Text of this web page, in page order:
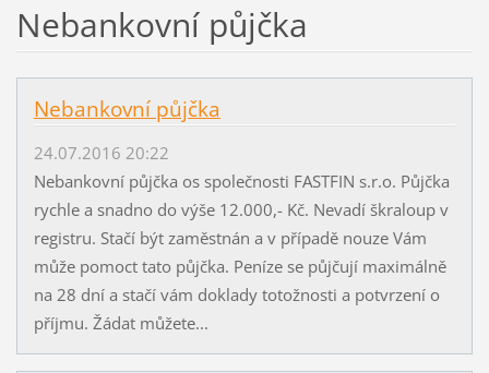
Nebankovní půjčka
Nebankovní půjčka
24.07.2016 20:22
Nebankovní půjčka os společnosti FASTFIN s.r.o. Půjčka
rychle a snadno do výše 12.000,- Kč. Nevadí škraloup v
registru. Stačí být zaměstnán a v případě nouze Vám
může pomoct tato půjčka. Peníze se půjčují maximálně
na 28 dní a stačí vám doklady totožnosti a potvrzení o
příjmu. Žádat můžete...